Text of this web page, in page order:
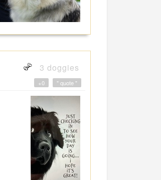
3 doggies
" quote "
+0